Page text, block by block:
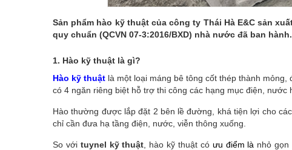
Sản phẩm hào kỹ thuật của công ty Thái Hà E&C sản
quy chuẩn (QCVN 07-3:2016/BXD) nhà nước đã ban hành.
1. Hào kỹ thuật là gì?
Hào kỹ thuật là một loại máng bê tông cốt thép thành
có 4 ngăn riêng biệt hỗ trợ thi công các hạng mục điện, nước
Hào thường được lắp đặt 2 bên lề đường, khá tiện lợi cho
chỉ cần đưa hạ tầng điện, nước, viễn thông xuống.
So với tuynel kỹ thuật , hào kỹ thuật cóưu điểm là nhỏ gọn